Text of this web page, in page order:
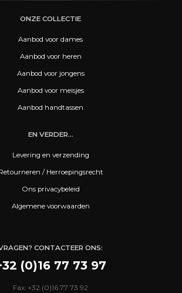
ONZE COLLECTIE
Aanbod voor dames
Aanbod voor heren
Aanbod voor jongens
Aanbod voor meisjes
Aanbod handtassen
EN VERDER...
Levering en verzending
/ Herroepingsrecht
Ons privacybeleid
Algemene voorwaarden
CONTACTEER ONS:
(0)16 77 73 97
Fax: +32 (0)16 77 73 92